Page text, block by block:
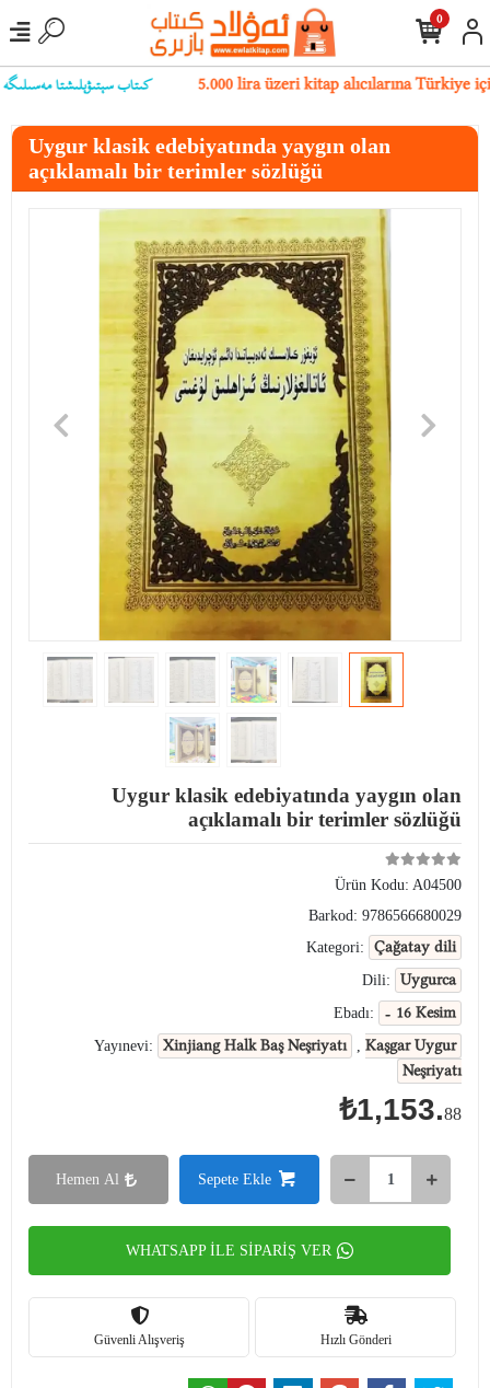
كىتاب سېتىۋېلىشتا مەسىلىگە 5.000 lira üzeri kitap alıcılarına
0
Uygur klasik edebiyatında yaygın olan
açıklamalı bir terimler sözlüğü
Uygur klasik edebiyatında yaygın olan
açıklamalı bir terimler sözlüğü
Ürün Kodu: A04500
Barkod: 9786566680029
Kategori:
Çağatay dili
Dili: Uygurca
Ebadı: - 16 Kesim
Yayınevi: Xinjiang Halk Baş Neşriyatı , Kaşgar Uygur
Neşriyatı
₺1,153.88
Sepete Ekle
Hemen Al
WHATSAPP İLE SİPARİŞ VER
Hızlı Gönderi
Güvenli Alışveriş